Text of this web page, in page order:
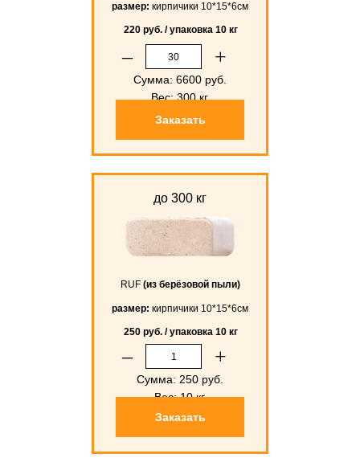
RUF (из берёзовой пыли)
размер: кирпичики 10*15*6см
до 300 кг
– +
Сумма: 6600 руб.
Вес:300кг.
220 руб. / упаковка 10 кг
размер: кирпичики 10*15*6см
Заказать
– +
Сумма: 250 руб.
Вес:10кг.
250 руб. / упаковка 10 кг
Заказать